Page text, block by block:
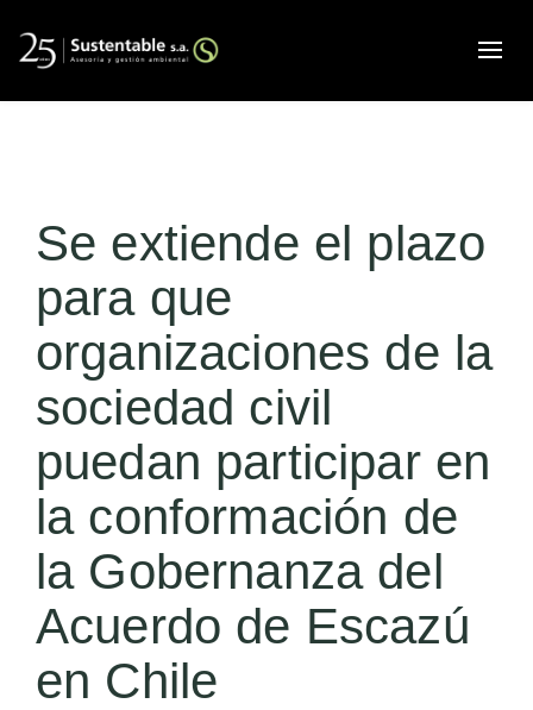
Se extiende el plazo
para que
organizaciones de la
sociedad civil
puedan participar en
la conformación de
la Gobernanza del
Acuerdo de Escazú
en Chile